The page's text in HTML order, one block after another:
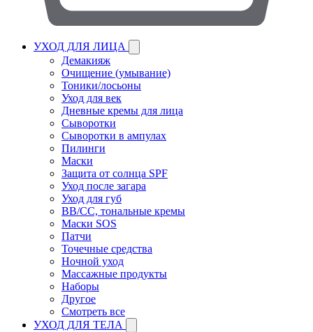
УХОД ДЛЯ ЛИЦА
Демакияж
Очищение (умывание)
Тоники/лосьоны
Уход для век
Дневные кремы для лица
Сыворотки
Сыворотки в ампулах
Пилинги
Маски
Защита от солнца SPF
Уход после загара
Уход для губ
BB/CC, тональные кремы
Маски SOS
Патчи
Точечные средства
Ночной уход
Массажные продукты
Наборы
Другое
Смотреть все
УХОД ДЛЯ ТЕЛА